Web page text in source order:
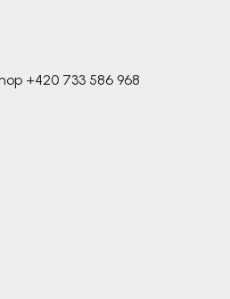
+420 733 586 968